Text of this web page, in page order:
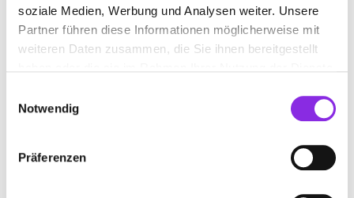
soziale Medien, Werbung und Analysen weiter. Unsere
Partner führen diese Informationen möglicherweise mit
weiteren Daten zusammen, die Sie ihnen bereitgestellt
Notwendig
Präferenzen
ALLE FRANKENTHAL
AUTOTEILE FUHRMANN AUTOZUBEHÖR